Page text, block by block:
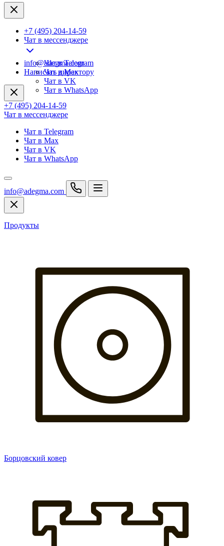
+7 (495) 204-14-59
Чат в мессенджере
Чат в Telegram
Чат в Max
Чат в VK
Чат в WhatsApp
info@adegma.com
Написать директору
+7 (495) 204-14-59
Чат в мессенджере
Чат в Telegram
Чат в Max
Чат в VK
Чат в WhatsApp
info@adegma.com
Продукты
Борцовский ковер